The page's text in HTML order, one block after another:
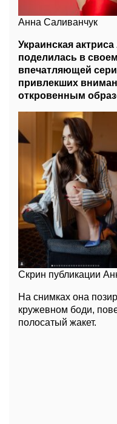
Анна Саливанчук
Украинская
поделилась в
впечатляющей
привлекших
откровенным
Скрин публикации
На снимках она
кружевном боди,
полосатый жакет.